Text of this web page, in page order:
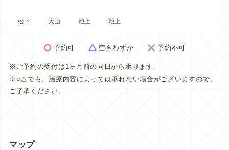
松下 大山 池上 池上
予約可 空きわずか 予約不可
※ご予約の受付は1ヶ月前の同日から承ります。
※○△でも、治療内容によっては承れない場合がございますので、
ご了承ください。
マップ